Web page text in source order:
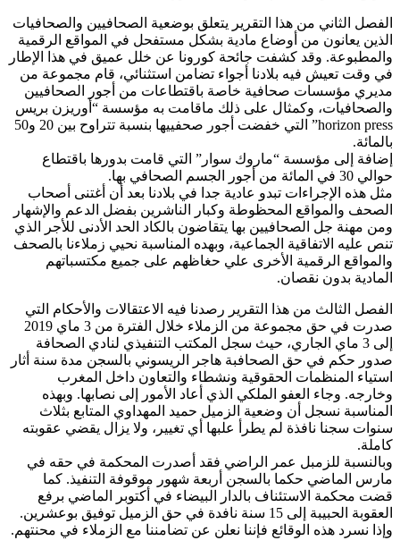
الفصل الثاني من هذا التقرير يتعلق بوضعية الصحافيين والصحافيات
الذين يعانون من أوضاع مادية بشكل مستفحل في المواقع الرقمية
والمطبوعة. وقد كشفت جائحة كورونا عن خلل عميق في هذا الإطار
في وقت تعيش فيه بلادنا أجواء تضامن استثنائي، قام مجموعة من
مديري مؤسسات صحافية خاصة باقتطاعات من أجور الصحافيين
والصحافيات، وكمثال على ذلك ماقامت به مؤسسة “أوريزن بريس
horizon press” التي خفضت أجور صحفييها بنسبة تتراوح بين 20 و50
بالمائة.
إضافة إلى مؤسسة “ماروك سوار” التي قامت بدورها باقتطاع
حوالي 30 في المائة من أجور الجسم الصحافي بها.
مثل هذه الإجراءات تبدو عادية جدا في بلادنا بعد أن أغتنى أصحاب
الصحف والمواقع المحظوطة وكبار الناشرين بفضل الدعم والإشهار
ومن مهنة جل الصحافيين بها يتقاضون بالكاد الحد الأدنى للأجر الذي
تنص عليه الاتفاقية الجماعية، وبهده المناسبة نحيي زملاءنا بالصحف
والمواقع الرقمية الأخرى علي حغاظهم على جميع مكتسباتهم
المادية بدون نقصان.
الفصل الثالث من هذا التقرير رصدنا فيه الاعتقالات والأحكام التي
صدرت في حق مجموعة من الزملاء خلال الفترة من 3 ماي 2019
إلى 3 ماي الجاري، حيث سجل المكتب التنفيذي لنادي الصحافة
صدور حكم في حق الصحافبة هاجر الريسوني بالسجن مدة سنة أثار
استياء المنظمات الحقوقية ونشطاء والتعاون داخل المغرب
وخارجه. وجاء العفو الملكي الذي أعاد الأمور إلى نصابها. وبهذه
المناسبة نسجل أن وضعية الزميل حميد المهداوي المتابع بثلاث
سنوات سجنا نافذة لم يطرأ علبها أي تغيير، ولا يزال يقضي عقوبته
كاملة.
وبالنسبة للزمبل عمر الراضي فقد أصدرت المحكمة في حقه في
مارس الماضي حكما بالسجن أربعة شهور موقوفة التنفيذ. كما
قضت محكمة الاستئناف بالدار البيضاء في أكتوبر الماضي برفع
العقوبة الحبيبة إلى 15 سنة نافدة في حق الزميل توفيق بوعشرين.
وإذا نسرد هذه الوقائع فإننا نعلن عن تضامننا مع الزملاء في محنتهم.